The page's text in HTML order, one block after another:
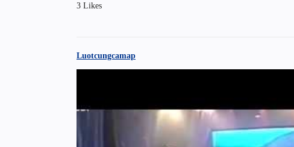
3 Likes
Luotcungcamap